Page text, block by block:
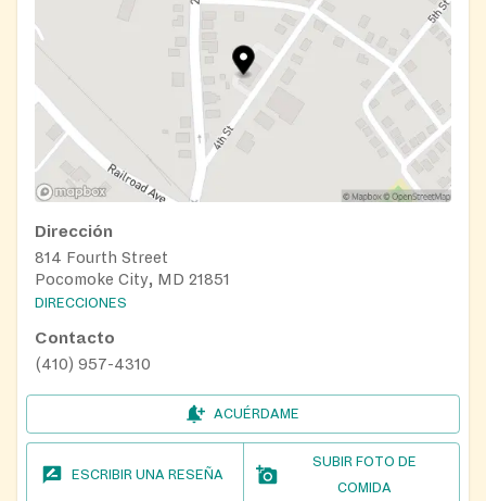
Dirección
814 Fourth Street
Pocomoke City, MD 21851
DIRECCIONES
Contacto
(410) 957-4310
ACUÉRDAME
ESCRIBIR UNA RESEÑA
SUBIR FOTO DE
COMIDA